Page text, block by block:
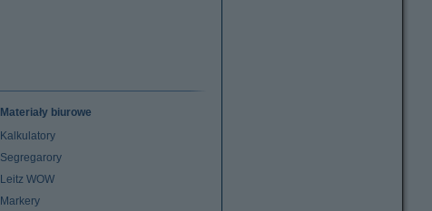
Materiały biurowe
Kalkulatory
Segregarory
Leitz WOW
Markery